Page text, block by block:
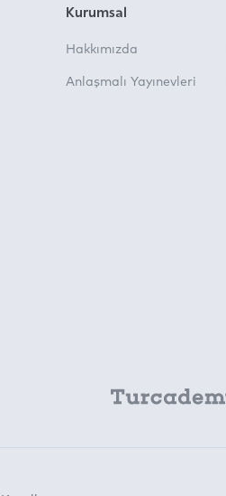
Kurumsal
Hakkımızda
Anlaşmalı Yayınevleri